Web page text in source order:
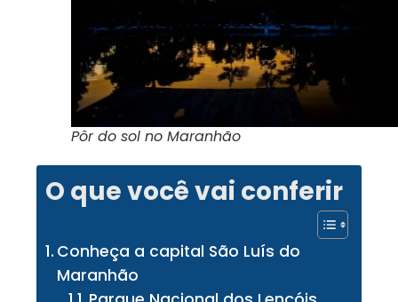
Pôr do sol no Maranhão
O que você vai conferir
Conheça a capital São Luís do
Maranhão